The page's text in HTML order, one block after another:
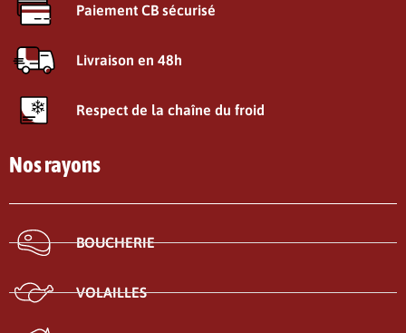
Paiement CB sécurisé
Livraison en 48h
Respect de la chaîne du froid
Nos rayons
BOUCHERIE
VOLAILLES